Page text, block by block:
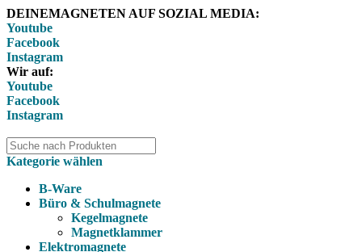
DEINEMAGNETEN AUF SOZIAL MEDIA:
Youtube
Facebook
Instagram
Wir auf:
Youtube
Facebook
Instagram
Kategorie wählen
B-Ware
Büro & Schulmagnete
Kegelmagnete
Magnetklammer
Elektromagnete